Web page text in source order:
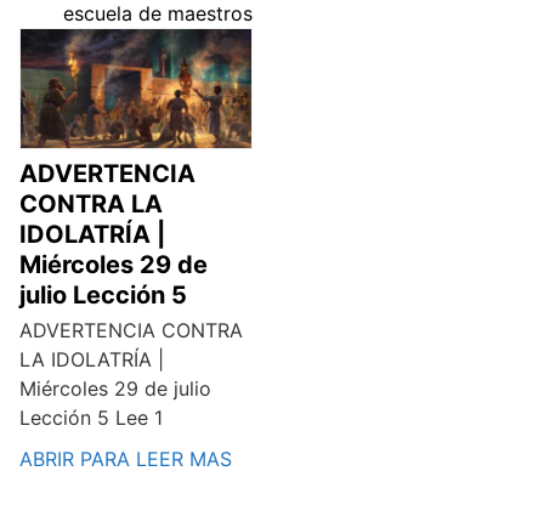
escuela de maestros
ADVERTENCIA
CONTRA LA
IDOLATRÍA |
Miércoles 29 de
julio Lección 5
ADVERTENCIA CONTRA
LA IDOLATRÍA |
Miércoles 29 de julio
Lección 5 Lee 1
ABRIR PARA LEER MAS